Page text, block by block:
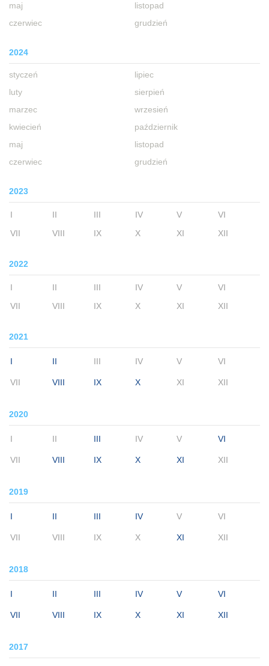
maj
czerwiec
listopad
grudzień
2024
styczeń
luty
marzec
kwiecień
maj
czerwiec
lipiec
sierpień
wrzesień
październik
listopad
grudzień
2023
I II III IV V
VI
VII
VIII IX X XI XII
2022
I II III IV V
VI
VII
VIII IX X XI XII
2021
I II III IV V VI
VII VIII IX X XI XII
2020
I II III IV V VI
VII VIII IX X XI XII
2019
I II III IV V VI
VII VIII IX X XI XII
2018
I II III IV V VI
VII VIII IX X XI XII
2017